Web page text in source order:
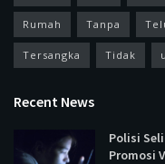
Rumah Tanpa
Tersangka Tidak
Recent News
Polisi
Promosi